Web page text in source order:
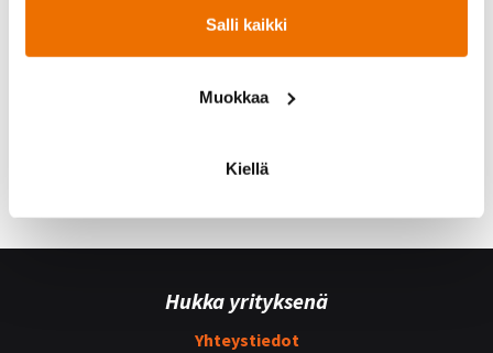
Salli kaikki
Muokkaa
Kiellä
Hukka yrityksenä
Yhteystiedot